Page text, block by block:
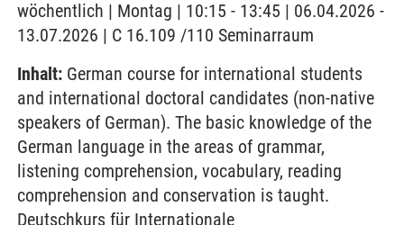
wöchentlich | Montag | 10:15 - 13:45 | 06.04.2026 -
13.07.2026 | C 16.109 /110 Seminarraum
Inhalt: German course for international students
and international doctoral candidates (non-native
speakers of German). The basic knowledge of the
German language in the areas of grammar,
listening comprehension, vocabulary, reading
comprehension and conservation is taught.
Deutschkurs für Internationale